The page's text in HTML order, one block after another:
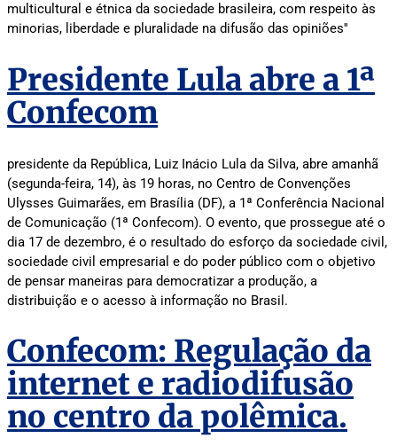
multicultural e étnica da sociedade brasileira, com respeito às
minorias, liberdade e pluralidade na difusão das opiniões''
Presidente Lula abre a 1ª
Confecom
presidente da República, Luiz Inácio Lula da Silva, abre amanhã
(segunda-feira, 14), às 19 horas, no Centro de Convenções
Ulysses Guimarães, em Brasília (DF), a 1ª Conferência Nacional
de Comunicação (1ª Confecom). O evento, que prossegue até o
dia 17 de dezembro, é o resultado do esforço da sociedade civil,
sociedade civil empresarial e do poder público com o objetivo
de pensar maneiras para democratizar a produção, a
distribuição e o acesso à informação no Brasil.
Confecom: Regulação da
internet e radiodifusão
no centro da polêmica.